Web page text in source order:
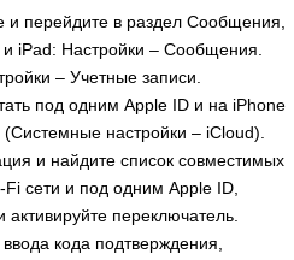
и перейдите в раздел Сообщения,
и iPad: Настройки – Сообщения.
– Учетные записи.
под одним Apple ID и на iPhone
настройки – iCloud).
и найдите список совместимых
Fi сети и под одним Apple ID,
переключатель.
кода подтверждения,